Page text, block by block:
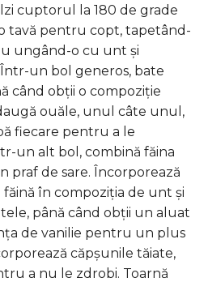
cuptorul la 180 de grade
tavă pentru copt, tapetând-
ungând-o cu unt și
un bol generos, bate
când obții o compoziție
ouăle, unul câte unul,
fiecare pentru a le
un alt bol, combină făina
praf de sare. Încorporează
în compoziția de unt și
până când obții un aluat
de vanilie pentru un plus
căpșunile tăiate,
a nu le zdrobi. Toarnă